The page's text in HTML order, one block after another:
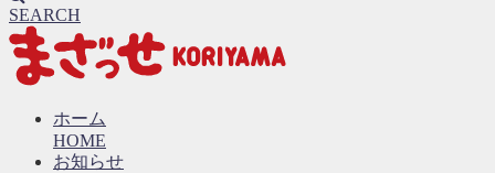
SEARCH
ホーム
HOME
お知らせ